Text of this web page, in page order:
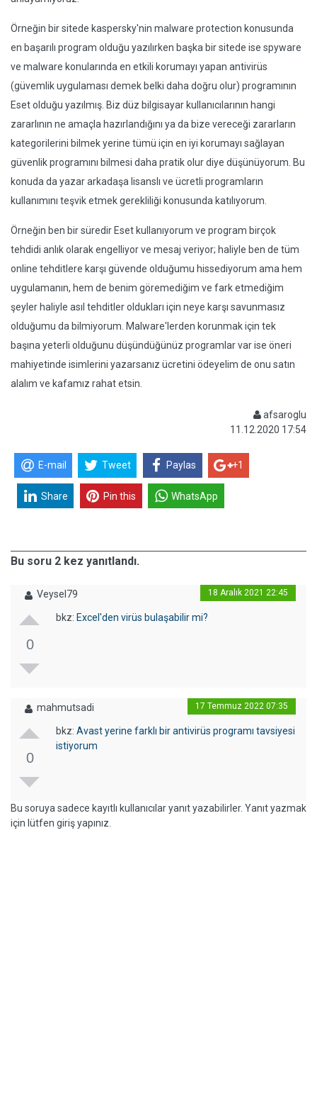
Örneğin bir sitede kaspersky'nin malware protection konusunda
en başarılı program olduğu yazılırken başka bir sitede ise spyware
ve malware konularında en etkili korumayı yapan antivirüs
(güvemlik uygulaması demek belki daha doğru olur) programının
Eset olduğu yazılmış. Biz düz bilgisayar kullanıcılarının hangi
zararlının ne amaçla hazırlandığını ya da bize vereceği zararların
kategorilerini bilmek yerine tümü için en iyi korumayı sağlayan
güvenlik programını bilmesi daha pratik olur diye düşünüyorum. Bu
konuda da yazar arkadaşa lisanslı ve ücretli programların
kullanımını teşvik etmek gerekliliği konusunda katılıyorum.
Örneğin ben bir süredir Eset kullanıyorum ve program birçok
tehdidi anlık olarak engelliyor ve mesaj veriyor; haliyle ben de tüm
online tehditlere karşı güvende olduğumu hissediyorum ama hem
uygulamanın, hem de benim göremediğim ve fark etmediğim
şeyler haliyle asıl tehditler oldukları için neye karşı savunmasız
olduğumu da bilmiyorum. Malware'lerden korunmak için tek
başına yeterli olduğunu düşündüğünüz programlar var ise öneri
mahiyetinde isimlerini yazarsanız ücretini ödeyelim de onu satın
alalım ve kafamız rahat etsin.
afsaroglu
11.12.2020 17:54
E-mail Tweet Paylas +1
Share Pin this WhatsApp
Bu soru 2 kez yanıtlandı.
Veysel79 18 Aralık 2021 22:45
0
bkz: Excel'den virüs bulaşabilir mi?
mahmutsadi 17 Temmuz 2022 07:35
0
bkz: Avast yerine farklı bir antivirüs programı tavsiyesi
istiyorum
Bu soruya sadece kayıtlı kullanıcılar yanıt yazabilirler. Yanıt yazmak
için lütfen giriş yapınız.